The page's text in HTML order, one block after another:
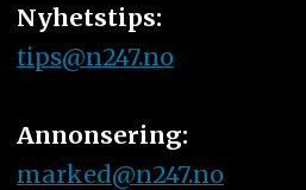
Nyhetstips:
tips@n247.no
Annonsering:
marked@n247.no